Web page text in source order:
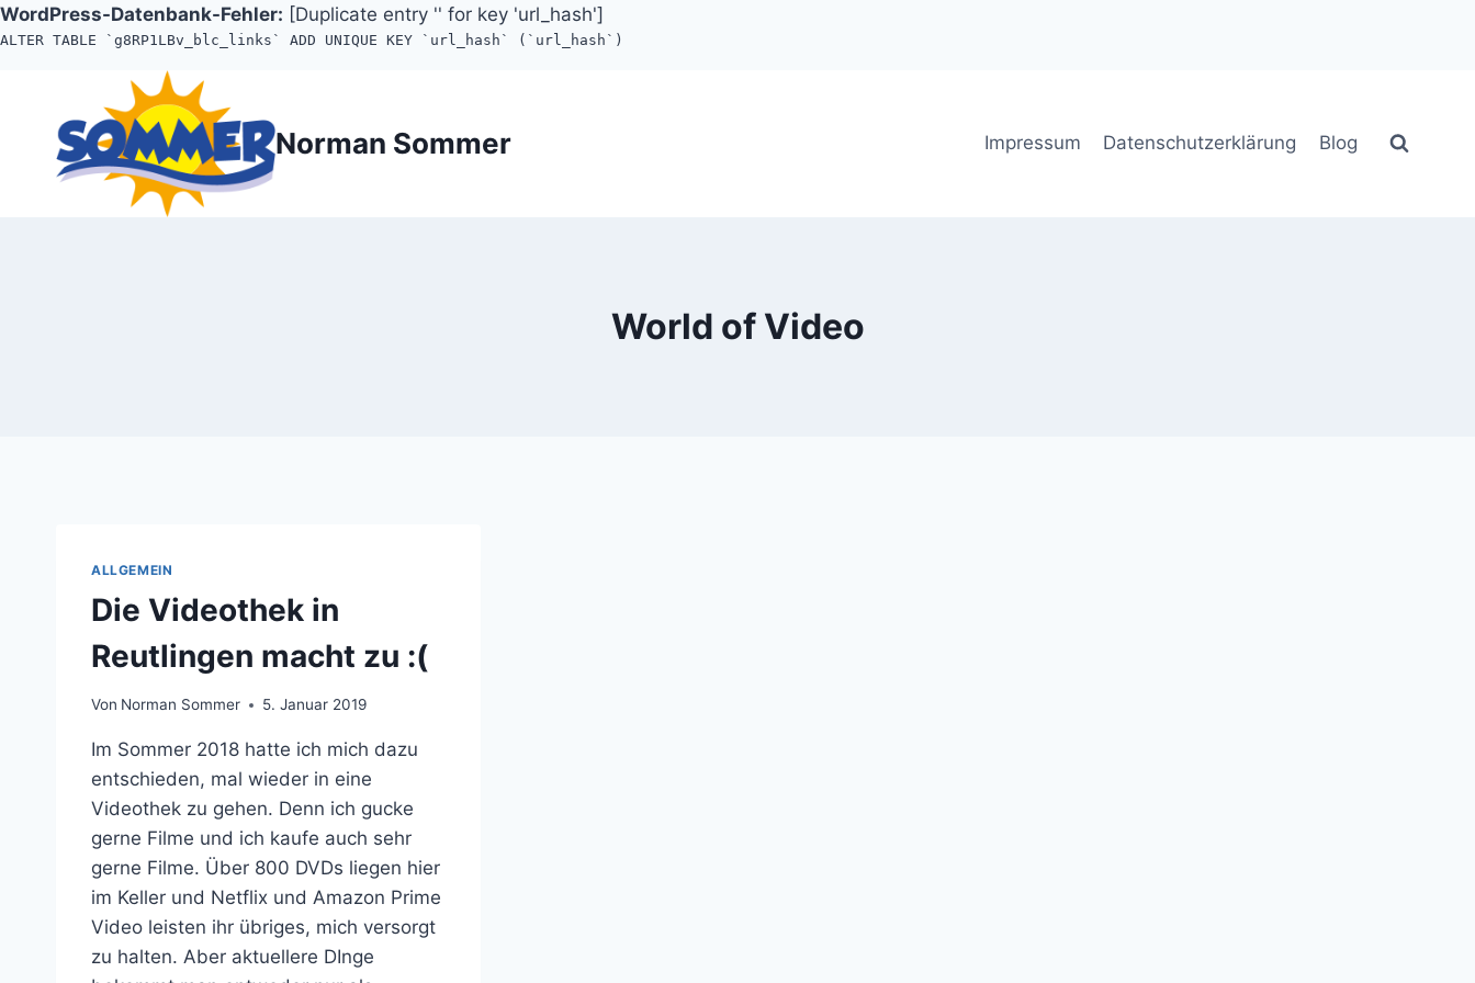
WordPress-Datenbank-Fehler: [Duplicate entry '' for key 'url_hash']
ALTER TABLE `g8RP1LBv_blc_links` ADD UNIQUE KEY `url_hash` (`url_hash`)
springen
Norman Sommer Impressum Datenschutzerklärung Blog
World of Video
ALLGEMEIN
Die Videothek in
Reutlingen macht zu :(
Von Norman Sommer 5. Januar 2019
Im Sommer 2018 hatte ich mich dazu
entschieden, mal wieder in eine
Videothek zu gehen. Denn ich gucke
gerne Filme und ich kaufe auch sehr
gerne Filme. Über 800 DVDs liegen hier
im Keller und Netflix und Amazon Prime
Video leisten ihr übriges, mich versorgt
zu halten. Aber aktuellere DInge